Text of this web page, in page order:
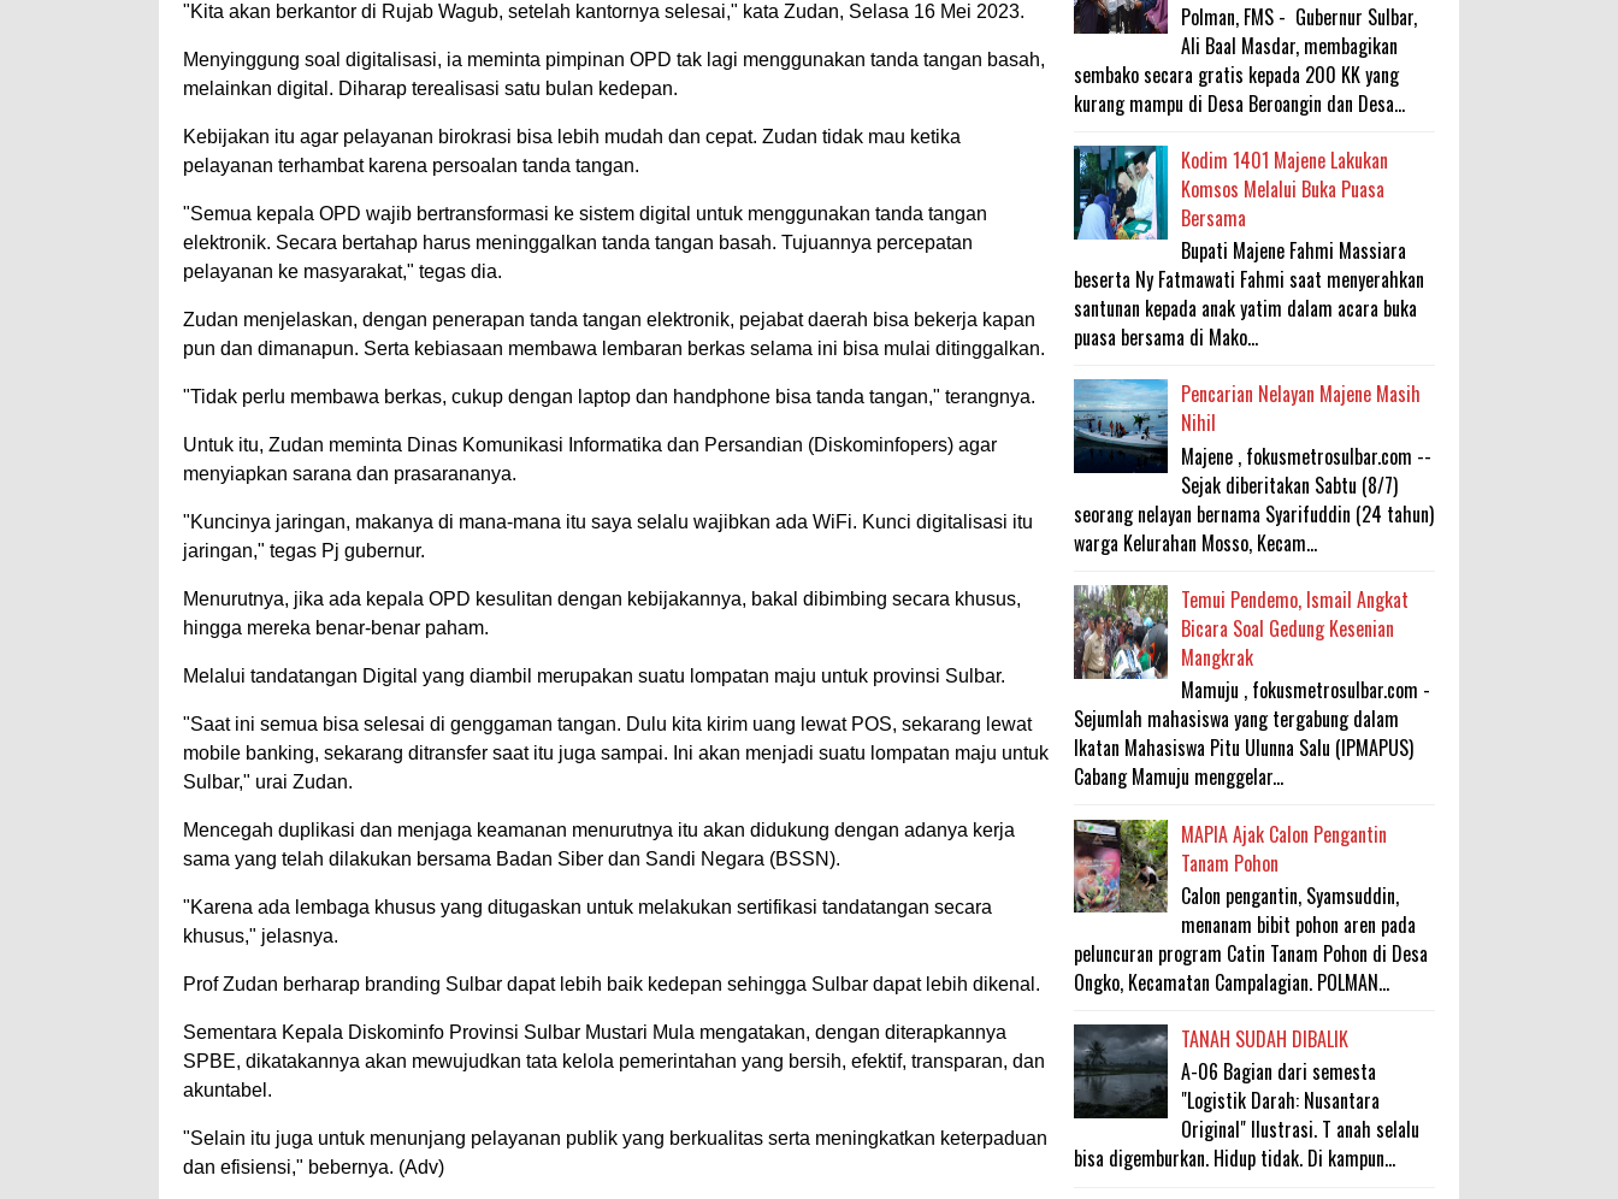
"Kita akan berkantor di Rujab Wagub, setelah kantornya selesai," kata Zudan, Selasa 16 Mei 2023.
Menyinggung soal digitalisasi, ia meminta pimpinan OPD tak lagi menggunakan tanda tangan basah,
melainkan digital. Diharap terealisasi satu bulan kedepan.
Kebijakan itu agar pelayanan birokrasi bisa lebih mudah dan cepat. Zudan tidak mau ketika
pelayanan terhambat karena persoalan tanda tangan.
"Semua kepala OPD wajib bertransformasi ke sistem digital untuk menggunakan tanda tangan
elektronik. Secara bertahap harus meninggalkan tanda tangan basah. Tujuannya percepatan
pelayanan ke masyarakat," tegas dia.
Zudan menjelaskan, dengan penerapan tanda tangan elektronik, pejabat daerah bisa bekerja kapan
pun dan dimanapun. Serta kebiasaan membawa lembaran berkas selama ini bisa mulai ditinggalkan.
"Tidak perlu membawa berkas, cukup dengan laptop dan handphone bisa tanda tangan," terangnya.
Untuk itu, Zudan meminta Dinas Komunikasi Informatika dan Persandian (Diskominfopers) agar
menyiapkan sarana dan prasarananya.
"Kuncinya jaringan, makanya di mana-mana itu saya selalu wajibkan ada WiFi. Kunci digitalisasi itu
jaringan," tegas Pj gubernur.
Menurutnya, jika ada kepala OPD kesulitan dengan kebijakannya, bakal dibimbing secara khusus,
hingga mereka benar-benar paham.
Melalui tandatangan Digital yang diambil merupakan suatu lompatan maju untuk provinsi Sulbar.
"Saat ini semua bisa selesai di genggaman tangan. Dulu kita kirim uang lewat POS, sekarang lewat
mobile banking, sekarang ditransfer saat itu juga sampai. Ini akan menjadi suatu lompatan maju untuk
Sulbar," urai Zudan.
Mencegah duplikasi dan menjaga keamanan menurutnya itu akan didukung dengan adanya kerja
sama yang telah dilakukan bersama Badan Siber dan Sandi Negara (BSSN).
"Karena ada lembaga khusus yang ditugaskan untuk melakukan sertifikasi tandatangan secara
khusus," jelasnya.
Prof Zudan berharap branding Sulbar dapat lebih baik kedepan sehingga Sulbar dapat lebih dikenal.
Sementara Kepala Diskominfo Provinsi Sulbar Mustari Mula mengatakan, dengan diterapkannya
SPBE, dikatakannya akan mewujudkan tata kelola pemerintahan yang bersih, efektif, transparan, dan
akuntabel.
"Selain itu juga untuk menunjang pelayanan publik yang berkualitas serta meningkatkan keterpaduan
dan efisiensi," bebernya. (Adv)
Polman, FMS - Gubernur Sulbar,
Ali Baal Masdar, membagikan
sembako secara gratis kepada 200 KK yang
kurang mampu di Desa Beroangin dan Desa...
Kodim 1401 Majene Lakukan
Komsos Melalui Buka Puasa
Bersama
Bupati Majene Fahmi Massiara
beserta Ny Fatmawati Fahmi saat menyerahkan
santunan kepada anak yatim dalam acara buka
puasa bersama di Mako...
Pencarian Nelayan Majene Masih
Nihil
Majene , fokusmetrosulbar.com --
Sejak diberitakan Sabtu (8/7)
seorang nelayan bernama Syarifuddin (24 tahun)
warga Kelurahan Mosso, Kecam...
Temui Pendemo, Ismail Angkat
Bicara Soal Gedung Kesenian
Mangkrak
Mamuju , fokusmetrosulbar.com -
Sejumlah mahasiswa yang tergabung dalam
Ikatan Mahasiswa Pitu Ulunna Salu (IPMAPUS)
Cabang Mamuju menggelar...
MAPIA Ajak Calon Pengantin
Tanam Pohon
Calon pengantin, Syamsuddin,
menanam bibit pohon aren pada
peluncuran program Catin Tanam Pohon di Desa
Ongko, Kecamatan Campalagian. POLMAN...
TANAH SUDAH DIBALIK
A-06 Bagian dari semesta
"Logistik Darah: Nusantara
Original" Ilustrasi. T anah selalu
bisa digemburkan. Hidup tidak. Di kampun...